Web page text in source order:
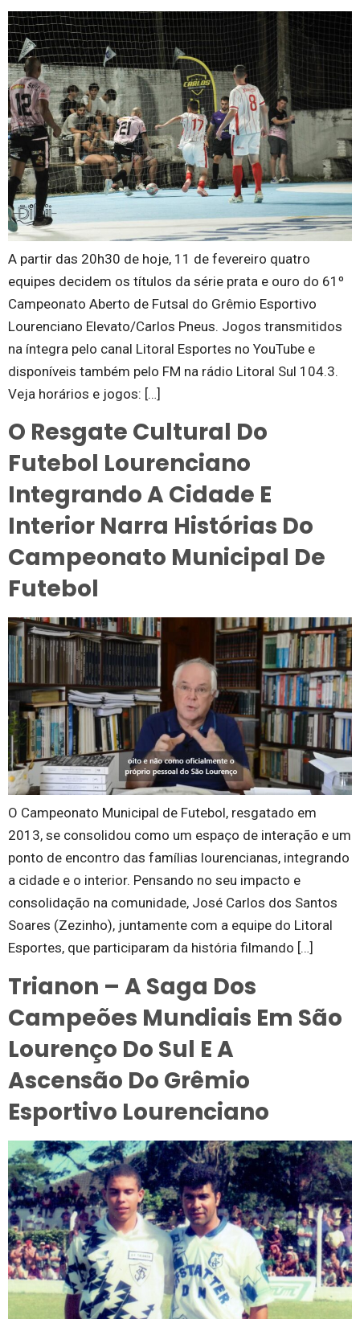
A partir das 20h30 de hoje, 11 de fevereiro quatro
equipes decidem os títulos da série prata e ouro do 61º
Campeonato Aberto de Futsal do Grêmio Esportivo
Lourenciano Elevato/Carlos Pneus. Jogos transmitidos
na íntegra pelo canal Litoral Esportes no YouTube e
disponíveis também pelo FM na rádio Litoral Sul 104.3.
Veja horários e jogos: […]
O Resgate Cultural Do
Futebol Lourenciano
Integrando A Cidade E
Interior Narra Histórias Do
Campeonato Municipal De
Futebol
O Campeonato Municipal de Futebol, resgatado em
2013, se consolidou como um espaço de interação e um
ponto de encontro das famílias lourencianas, integrando
a cidade e o interior. Pensando no seu impacto e
consolidação na comunidade, José Carlos dos Santos
Soares (Zezinho), juntamente com a equipe do Litoral
Esportes, que participaram da história filmando […]
Trianon – A Saga Dos
Campeões Mundiais Em São
Lourenço Do Sul E A
Ascensão Do Grêmio
Esportivo Lourenciano